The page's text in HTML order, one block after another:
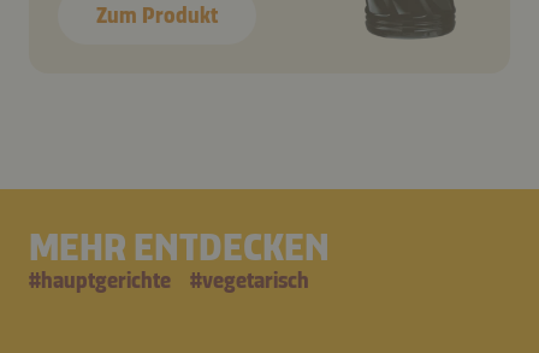
Zum Produkt
MEHR ENTDECKEN
#hauptgerichte #vegetarisch